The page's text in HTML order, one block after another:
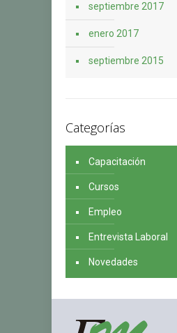
septiembre 2017
enero 2017
septiembre 2015
Categorías
Capacitación
Cursos
Empleo
Entrevista Laboral
Novedades